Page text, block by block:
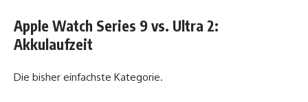
Apple Watch Series 9 vs. Ultra 2:
Akkulaufzeit
Die bisher einfachste Kategorie.